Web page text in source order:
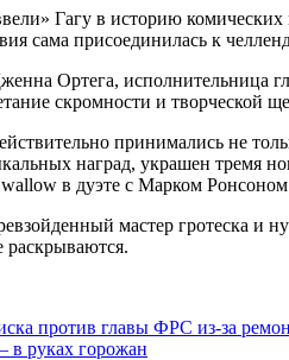
Гагу в историю
сама присоединилась к
Ортега,
скромности и творческой
принимались не
наград, украшен тремя
в дуэте с Марком
мастер гротеска и
раскрываются.
против главы ФРС из-за
в руках горожан